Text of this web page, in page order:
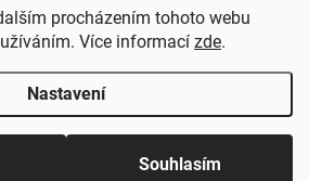
procházením tohoto webu
Více informací zde.
Nastavení
Souhlasím
. Všechna práva vyhrazena.Upravit nastavení